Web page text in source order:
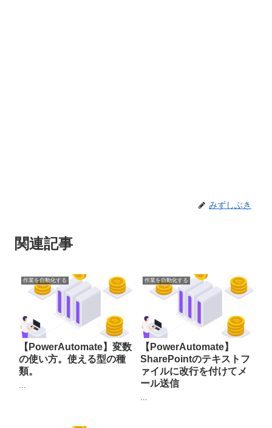
みずしぶき
関連記事
作業を自動化する
【PowerAutomate】変数
の使い方。使える型の種
類。
作業を自動化する
【PowerAutomate】
SharePointのテキストフ
ァイルに改行を付けてメ
ール送信